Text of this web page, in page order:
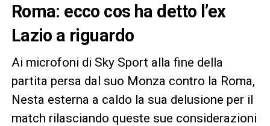
Roma: ecco cos ha detto l’ex
Lazio a riguardo
Ai microfoni di Sky Sport alla fine della
partita persa dal suo Monza contro la Roma,
Nesta esterna a caldo la sua delusione per il
match rilasciando queste sue considerazioni